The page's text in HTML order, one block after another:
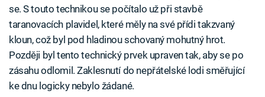
se. S touto technikou se počítalo už při stavbě
taranovacích plavidel, které měly na své přídi takzvaný
kloun, což byl pod hladinou schovaný mohutný hrot.
Později byl tento technický prvek upraven tak, aby se po
zásahu odlomil. Zaklesnutí do nepřátelské lodi směřující
ke dnu logicky nebylo žádané.